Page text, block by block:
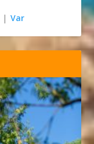
| Var